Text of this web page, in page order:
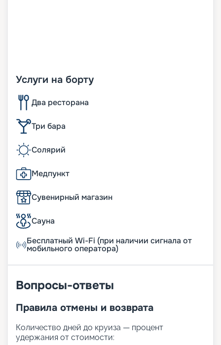
Услуги на борту
Два ресторана
Три бара
Солярий
Медпункт
Сувенирный магазин
Сауна
Бесплатный Wi-Fi (при наличии сигнала от
мобильного оператора)
Вопросы-ответы
Правила отмены и возврата
Количество дней до круиза — процент
удержания от стоимости: